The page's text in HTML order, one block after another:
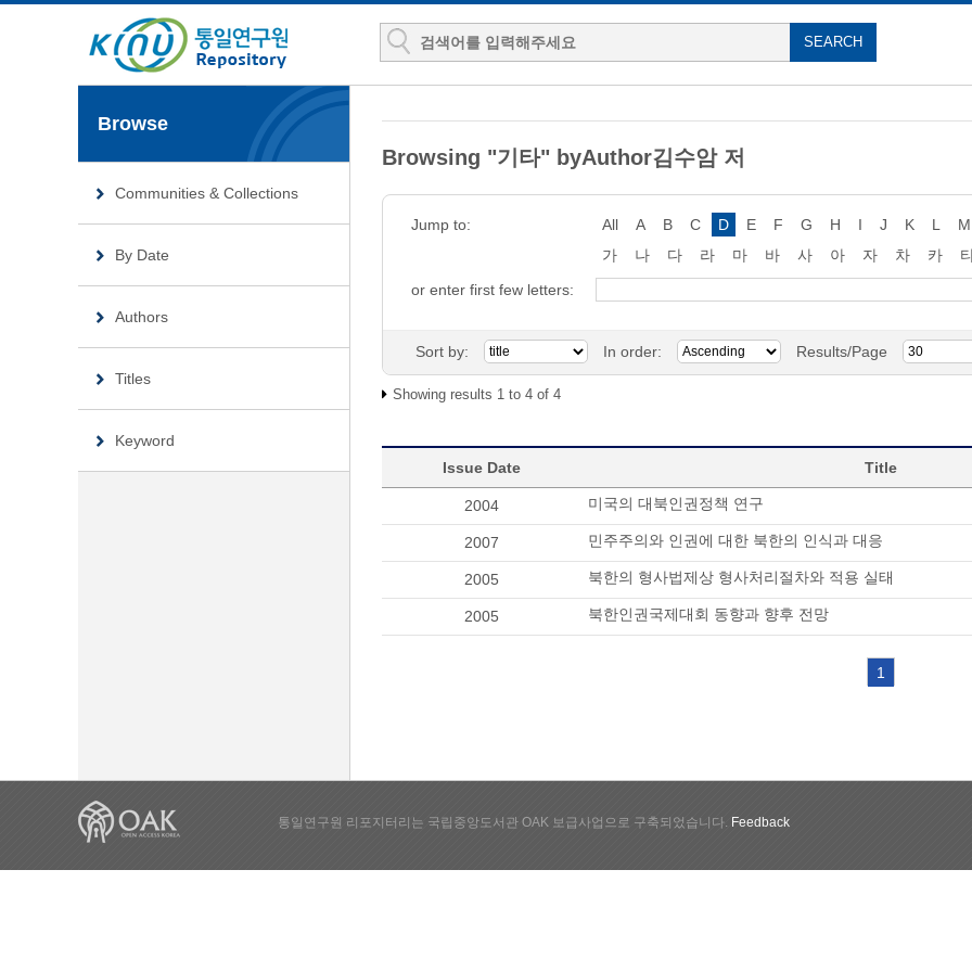
Browse
Communities & Collections
By Date
Authors
Titles
Keyword
Browsing "기타" byAuthor김수암 저
Jump to: All A B C D E F G H I J K L M
가
나 다 라 마 바 사 아 자 차 카
or enter first few letters:
Sort by: In order: Results/Page
Showing results 1 to 4 of 4
Issue Date Title
2004 미국의 대북인권정책 연구
2007 민주주의와 인권에 대한 북한의 인식과 대응
2005 북한의 형사법제상 형사처리절차와 적용 실태
2005 북한인권국제대회 동향과 향후 전망
1
통일연구원 리포지터리는 국립중앙도서관 OAK 보급사업으로 구축되었습니다. Feedback